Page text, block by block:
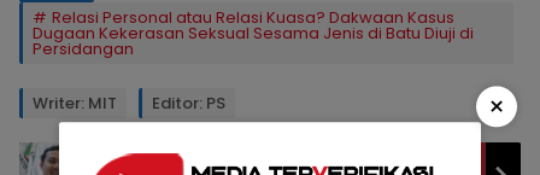
Relasi Personal atau Relasi Kuasa? Dakwaan Kasus
Dugaan Kekerasan Seksual Sesama Jenis di Batu Diuji di
Persidangan
Writer: MIT Editor: PS
Kelangkaan BBM Subsidi, Ini kata Fuad
×